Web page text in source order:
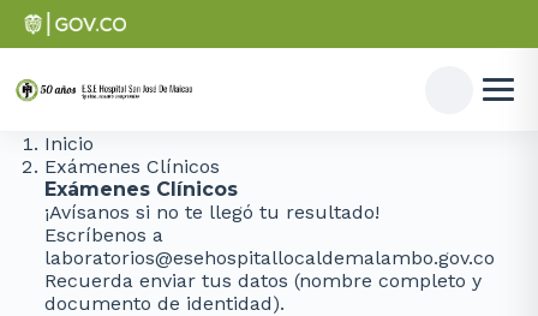
Inicio
Exámenes Clínicos
Exámenes Clínicos
¡Avísanos si no te llegó tu resultado!
Escríbenos a
laboratorios@esehospitallocaldemalambo.gov.co
Recuerda enviar tus datos (nombre completo y
documento de identidad).